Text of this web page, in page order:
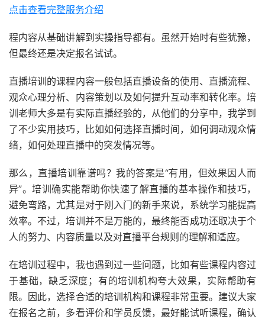
点击查看完整服务介绍
程内容从基础讲解到实操指导都有。虽然开始时有些犹豫，
但最终还是决定报名试试。
直播培训的课程内容一般包括直播设备的使用、直播流程、
观众心理分析、内容策划以及如何提升互动率和转化率。培
训老师大多是有实际直播经验的，从他们的分享中，我学到
了不少实用技巧，比如如何选择直播时间，如何调动观众情
绪，如何处理直播中的突发情况等。
那么，直播培训靠谱吗？我的答案是“有用，但效果因人而
异”。培训确实能帮助你快速了解直播的基本操作和技巧，
避免弯路，尤其是对于刚入门的新手来说，系统学习能提高
效率。不过，培训并不是万能的，最终能否成功还取决于个
人的努力、内容质量以及对直播平台规则的理解和适应。
在培训过程中，我也遇到过一些问题，比如有些课程内容过
于基础，缺乏深度；有的培训机构夸大效果，实际帮助有
限。因此，选择合适的培训机构和课程非常重要。建议大家
在报名之前，多看评价和学员反馈，最好能试听课程，确认